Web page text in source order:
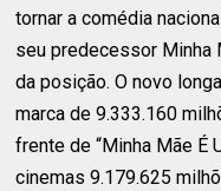
tornar a comédia
seu predecessor Minha
da posição. O novo
marca de 9.333.160
frente de “Minha Mãe É
cinemas 9.179.625